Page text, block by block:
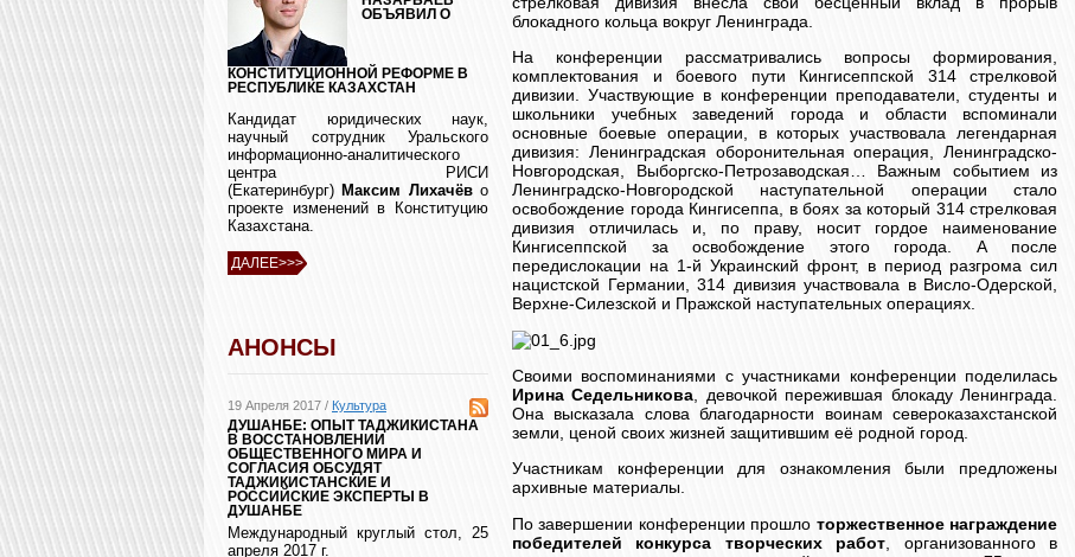
ОБЪЯВИЛ О
КОНСТИТУЦИОННОЙ РЕФОРМЕ В
РЕСПУБЛИКЕ КАЗАХСТАН
Кандидат юридических наук,
научный сотрудник Уральского
информационно-аналитического
центра РИСИ
(Екатеринбург) Максим Лихачёво
проекте изменений в Конституцию
Казахстана.
ДАЛЕЕ>>>
АНОНСЫ
19 Апреля 2017 / Культура
ДУШАНБЕ: ОПЫТ ТАДЖИКИСТАНА
В ВОССТАНОВЛЕНИИ
ОБЩЕСТВЕННОГО МИРА И
СОГЛАСИЯ ОБСУДЯТ
ТАДЖИКИСТАНСКИЕ И
РОССИЙСКИЕ ЭКСПЕРТЫ В
ДУШАНБЕ
Международный круглый стол, 25
апреля 2017 г.
блокадного кольца вокруг Ленинграда.
На конференции рассматривались вопросы формирования,
комплектования и боевого пути Кингисеппской 314 стрелковой
дивизии. Участвующие в конференции преподаватели, студенты и
школьники учебных заведений города и области вспоминали
основные боевые операции, в которых участвовала легендарная
дивизия: Ленинградская оборонительная операция, Ленинградско-
Новгородская, Выборгско-Петрозаводская… Важным событием из
Ленинградско-Новгородской наступательной операции стало
освобождение города Кингисеппа, в боях за который 314 стрелковая
дивизия отличилась и, по праву, носит гордое наименование
Кингисеппской за освобождение этого города. А после
передислокации на 1-й Украинский фронт, в период разгрома сил
нацистской Германии, 314 дивизия участвовала в Висло-Одерской,
Верхне-Силезской и Пражской наступательных операциях.
Своими воспоминаниями с участниками конференции поделилась
Ирина Седельникова , девочкой пережившая блокаду Ленинграда.
Она высказала слова благодарности воинам североказахстанской
земли, ценой своих жизней защитившим её родной город.
Участникам конференции для ознакомления были предложены
архивные материалы.
По завершении конференции прошло торжественное награждение
победителей конкурса творческих работ , организованного в